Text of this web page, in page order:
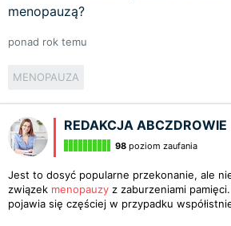
menopauzą?
ponad rok temu
MENOPAUZA
REDAKCJA ABCZDROWIE
98 poziom zaufania
Jest to dosyć popularne przekonanie, ale
związek menopauzy z zaburzeniami
pojawia się częściej w przypadku